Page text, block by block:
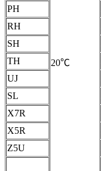
20℃
PH
RH
SH
TH
UJ
SL
X7R
X5R
Z5U